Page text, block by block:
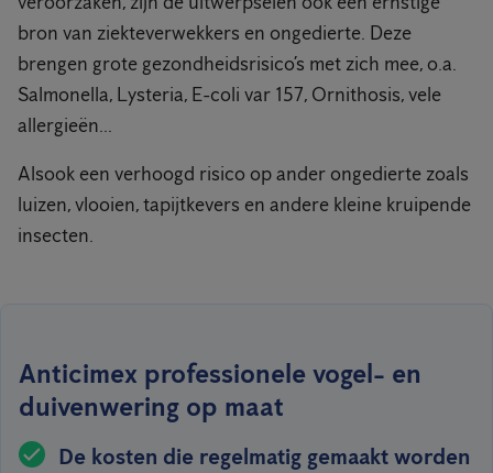
bron van ziekteverwekkers en ongedierte. Deze
brengen grote gezondheidsrisico’s met zich mee, o.a.
Salmonella, Lysteria, E-coli var 157, Ornithosis, vele
allergieën...
Alsook een verhoogd risico op ander ongedierte zoals
luizen, vlooien, tapijtkevers en andere kleine kruipende
insecten.
Anticimex professionele vogel- en
duivenwering op maat
De kosten die regelmatig gemaakt worden